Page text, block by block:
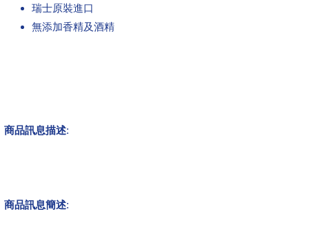
瑞士原裝進口
無添加香精及酒精
商品訊息描述:
商品訊息簡述: